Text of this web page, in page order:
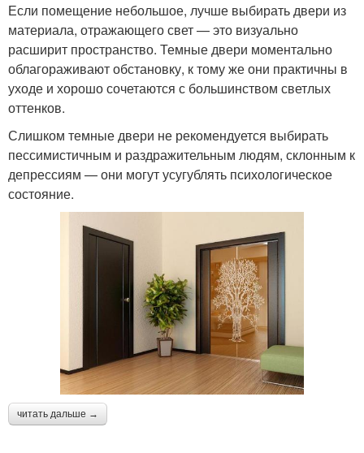
Если помещение небольшое, лучше выбирать двери из
материала, отражающего свет — это визуально
расширит пространство. Темные двери моментально
облагораживают обстановку, к тому же они практичны в
уходе и хорошо сочетаются с большинством светлых
оттенков.
Слишком темные двери не рекомендуется выбирать
пессимистичным и раздражительным людям, склонным к
депрессиям — они могут усугублять психологическое
состояние.
читать дальше →